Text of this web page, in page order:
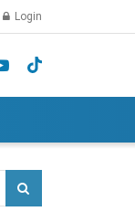
Login